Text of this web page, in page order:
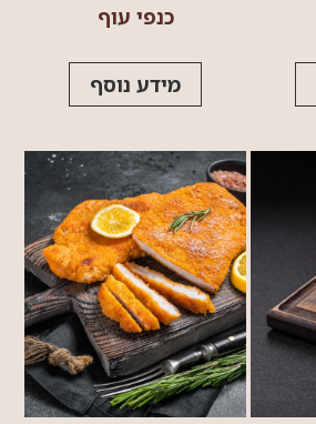
כנפי עוף
מידע נוסף